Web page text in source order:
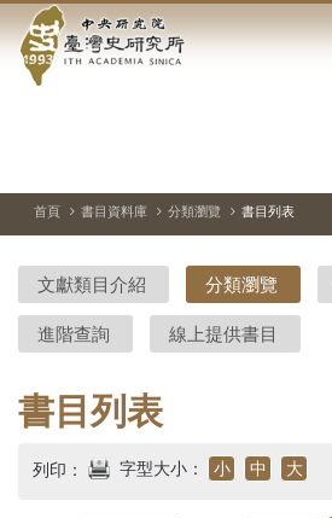
到中
央
院-
臺
灣
史
研
究
首頁 書目資料庫 分類瀏覽 書目列表
文獻類目介紹 分類瀏覽
進階查詢 線上提供書目
書目列表
列印： 字型大小： 小 中 大